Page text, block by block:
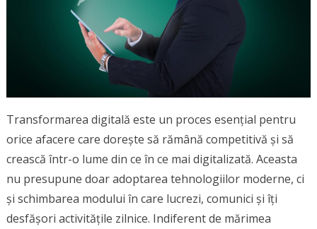
Transformarea digitală este un proces esențial pentru
orice afacere care dorește să rămână competitivă și să
crească într-o lume din ce în ce mai digitalizată. Aceasta
nu presupune doar adoptarea tehnologiilor moderne, ci
și schimbarea modului în care lucrezi, comunici și îți
desfășori activitățile zilnice. Indiferent de mărimea